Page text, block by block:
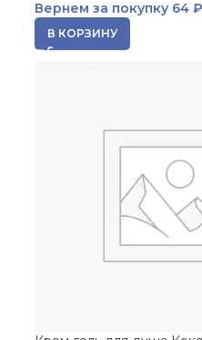
Вернем за покупку64 ₽
В КОРЗИНУ